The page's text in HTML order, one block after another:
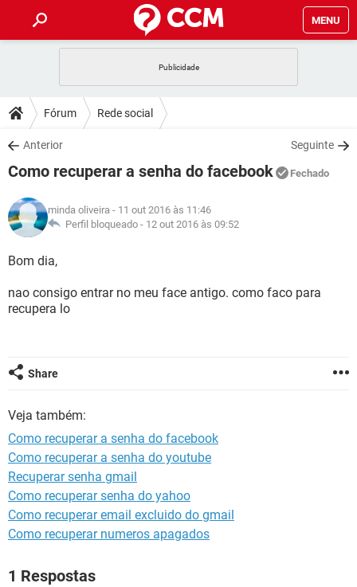
MENU
CELULAR
OUTLOOK
INSTAGRAM GMAIL
GUIA DE COMPRAS
DICAS
JOGOS
INSTAGRAM GMAIL
GUIA DE COMPRAS
DOWNLOADS
JOGOS WHATSAPP
CELULAR
OUTLOOK EXCEL
INSTAGRAM
JOGOS WHATSAPP
CELULAR
OUTLOOK
INSTAGRAM GMAIL
GLOSSÁRIO
JOGOS
OUTLOOK
GUIA DE COMPRAS
Fórum Rede social
Anterior Seguinte
Como recuperar a senha do facebook Fechado
minda oliveira - 11 out 2016 às 11:46
Perfil bloqueado - 12 out 2016 às 09:52
Bom dia,
nao consigo entrar no meu face antigo. como faco para
recupera lo
Share
Veja também:
Como recuperar a senha do facebook
Como recuperar a senha do youtube
Recuperar senha gmail
Como recuperar senha do yahoo
Como recuperar email excluido do gmail
Como recuperar numeros apagados
1 Respostas